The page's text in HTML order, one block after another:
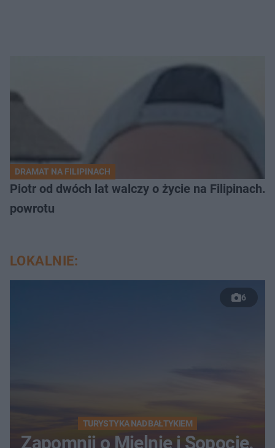
DRAMAT NA FILIPINACH
Piotr od dwóch lat walczy o życie na Filipinach.
powrotu
LOKALNIE:
6
TURYSTYKA NAD BAŁTYKIEM
Zapomnij o Mielnie i Sopocie.